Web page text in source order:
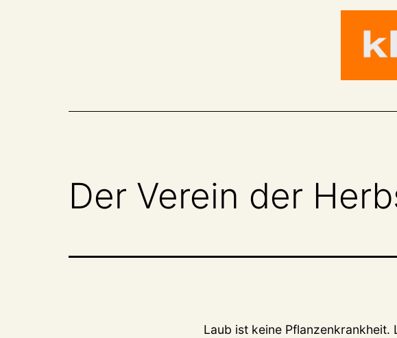
Der Verein der
Laub ist keine